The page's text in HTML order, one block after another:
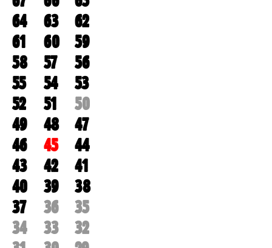
64
63
62
61
60
59
58
57
56
55
54
53
52
51
50
49
48
47
46
45
44
43
42
41
40
39
38
37
36
35
34
33
32